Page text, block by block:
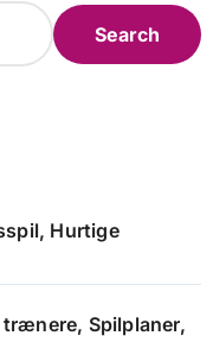
Hurtige
trænere, Spilplaner,